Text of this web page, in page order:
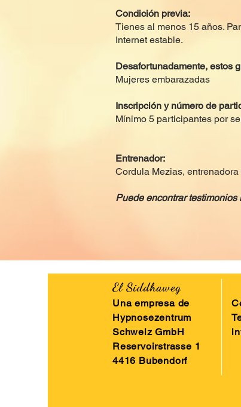
Condición previa:
Tienes al menos 15 años.
Internet estable.
Desafortunadamente, estos
Mujeres embarazadas
Inscripción y número de
Mínimo 5 participantes por
Entrenador:
Cordula Mezias,
Puede encontrar testimonios
El Siddhaweg
Una empresa de
Hypnosezentrum
Schweiz GmbH
Reservoirstrasse 1
4416 Bubendorf